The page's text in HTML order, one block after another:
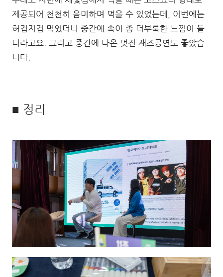
제공되어 천천히 음미하며 먹을 수 있었는데, 이번에는
허겁지겁 먹었더니 중간에 속이 좀 더부룩한 느낌이 들
더라고요. 그리고 중간에 나온 멋진 재즈공연도 좋았습
니다.
■ 정리